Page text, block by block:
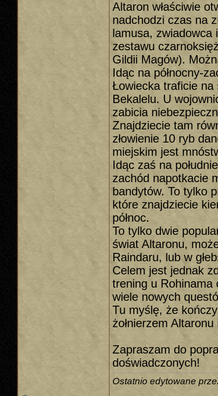
Altaron właściwie
nadchodzi czas na
lamusa, zwiadowca
zestawu
Gildii Magów).
Idąc na północny-
Łowiecka traficie
Bekalelu. U
zabicia
Znajdziecie tam
złowienie 10 ryb
miejskim jest
Idąc zaś na
zachód napotkacie
bandytów. To tylko
które znajdziecie
północ.
To tylko dwie
świat Altaronu,
Raindaru, lub w
Celem jest jednak
trening u Rohinama
wiele nowych
Tu myślę, że
żołnierzem
Zapraszam do
doświadczonych!
Ostatnio edytowane